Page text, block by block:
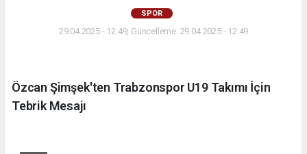
SPOR
29.04.2025 - 12:49, Güncelleme: 29.04.2025 - 12:49
Özcan Şimşek'ten Trabzonspor U19 Takımı İçin
Tebrik Mesajı